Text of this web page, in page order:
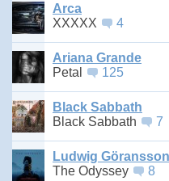
Arca
XXXXX
4
Ariana Grande
Petal
125
Black Sabbath
Black Sabbath
7
Ludwig Göransson
The Odyssey
8